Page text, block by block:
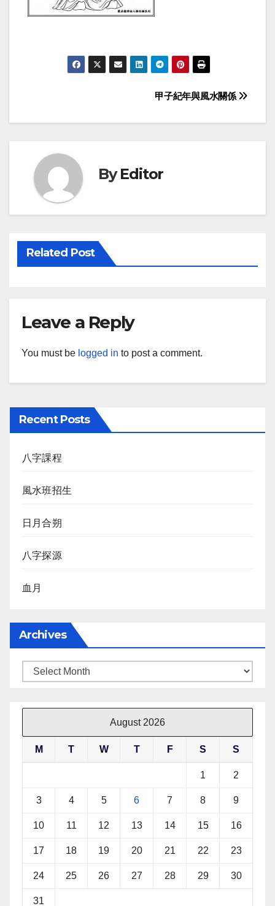
navigation
甲子紀年與風水關係
ByEditor
Related Post
Leave a Reply
You must be logged in to post a comment.
Recent Posts
八字課程
風水班招生
日月合朔
八字探源
血月
Archives
Archives
August 2026
M T W T F S S
1 2
3 4 5 6 7 8 9
10 11 12 13 14 15 16
17 18 19 20 21 22 23
24 25 26 27 28 29 30
31